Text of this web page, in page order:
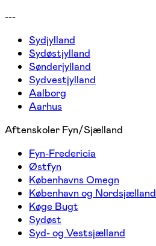
---
Sydjylland
Sydøstjylland
Sønderjylland
Sydvestjylland
Aalborg
Aarhus
Aftenskoler Fyn/Sjælland
Fyn-Fredericia
Østfyn
Københavns Omegn
København og Nordsjælland
Køge Bugt
Sydøst
Syd- og Vestsjælland